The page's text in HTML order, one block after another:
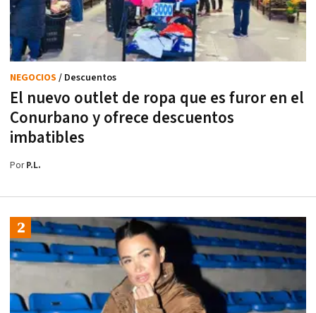
El nuevo outlet de ropa que es furor en el
Conurbano y ofrece descuentos
imbatibles
NEGOCIOS / Descuentos
PorP.L.